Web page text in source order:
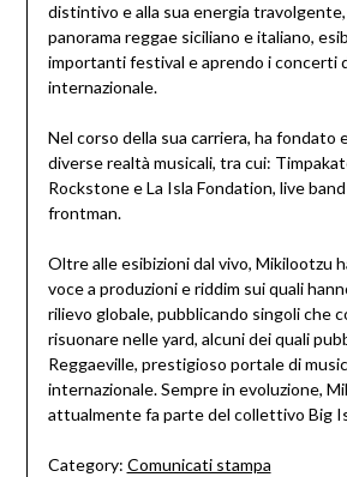
distintivo e alla sua energia
panorama reggae siciliano e italiano,
importanti festival e aprendo i concerti
internazionale.
Nel corso della sua carriera, ha fondato
diverse realtà musicali, tra cui:
Rockstone e La Isla Fondation, live
frontman.
Oltre alle esibizioni dal vivo, Mikilootzu
voce a produzioni e riddim sui quali
rilievo globale, pubblicando singoli che
risuonare nelle yard, alcuni dei quali
Reggaeville, prestigioso portale di
internazionale. Sempre in evoluzione,
attualmente fa parte del collettivo Big
Category: Comunicati stampa